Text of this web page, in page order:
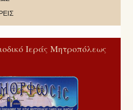
Ιεράς Μητροπόλεως